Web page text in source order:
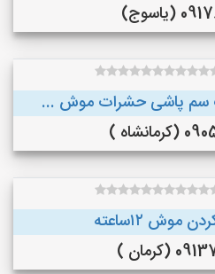
سم پاشی حشرات موش ...
)
۱۲ساعته
)